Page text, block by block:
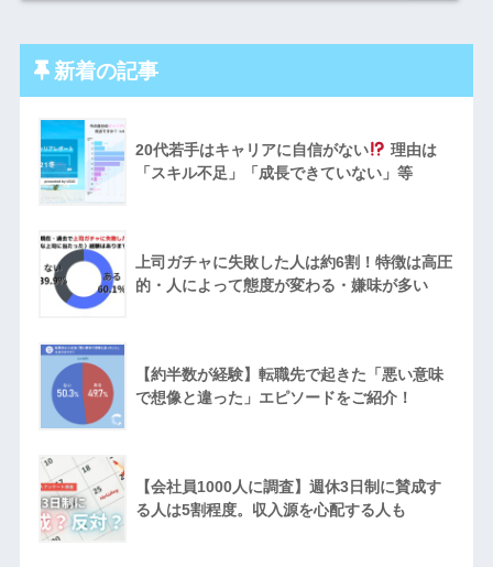
新着の記事
20代若手はキャリアに自信がない
理由は
「スキル不足」「成長できていない」等
上司ガチャに失敗した人は約6割！特徴は高圧
的・人によって態度が変わる・嫌味が多い
【約半数が経験】転職先で起きた「悪い意味
で想像と違った」エピソードをご紹介！
【会社員1000人に調査】週休3日制に賛成す
る人は5割程度。収入源を心配する人も